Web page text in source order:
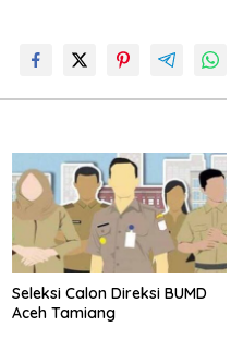
Seleksi Calon Direksi BUMD
Aceh Tamiang